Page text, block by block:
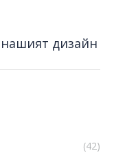
дизайн
(42)